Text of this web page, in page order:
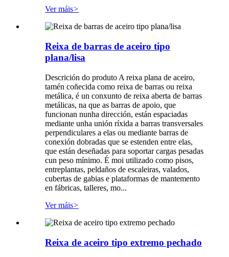
Ver máis>
Reixa de barras de aceiro tipo
plana/lisa
Descrición do produto A reixa plana de aceiro,
tamén coñecida como reixa de barras ou reixa
metálica, é un conxunto de reixa aberta de barras
metálicas, na que as barras de apoio, que
funcionan nunha dirección, están espaciadas
mediante unha unión ríxida a barras transversales
perpendiculares a elas ou mediante barras de
conexión dobradas que se estenden entre elas,
que están deseñadas para soportar cargas pesadas
cun peso mínimo. É moi utilizado como pisos,
entreplantas, peldaños de escaleiras, valados,
cubertas de gabias e plataformas de mantemento
en fábricas, talleres, mo...
Ver máis>
Reixa de aceiro tipo extremo pechado